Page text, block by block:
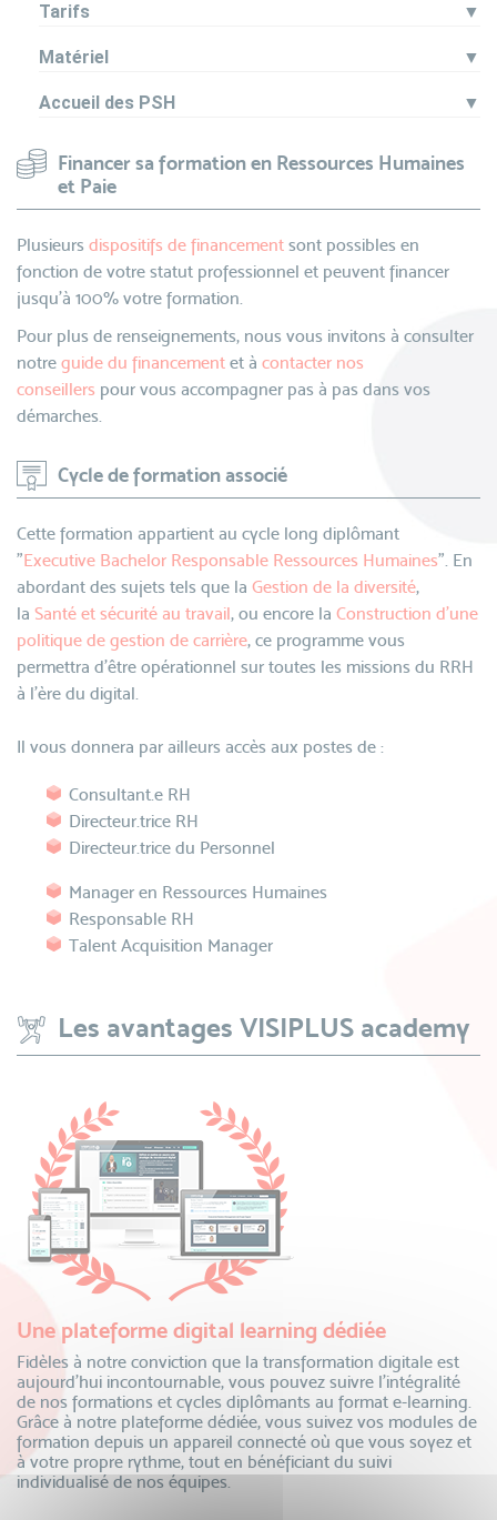
Tarifs ▼
Matériel ▼
Accueil des PSH ▼
Financer sa formation en Ressources Humaines
et Paie
Plusieurs dispositifs de financement sont possibles en
fonction de votre statut professionnel et peuvent financer
jusqu’à 100% votre formation.
Pour plus de renseignements, nous vous invitons à consulter
notre guide du financement et à contacter nos
conseillers pour vous accompagner pas à pas dans vos
démarches.
Cycle de formation associé
Cette formation appartient au cycle long diplômant
"Executive Bachelor Responsable Ressources Humaines". En
abordant des sujets tels que la Gestion de la diversité,
la Santé et sécurité au travail, ou encore la Construction d'une
politique de gestion de carrière, ce programme vous
permettra d’être opérationnel sur toutes les missions du RRH
à l’ère du digital.
Il vous donnera par ailleurs accès aux postes de :
Consultant.e RH
Directeur.trice RH
Directeur.trice du Personnel
Manager en Ressources Humaines
Responsable RH
Talent Acquisition Manager
Les avantages VISIPLUS academy
Une plateforme digital learning dédiée
Fidèles à notre conviction que la transformation digitale est
aujourd’hui incontournable, vous pouvez suivre l’intégralité
de nos formations et cycles diplômants au format e-learning.
Grâce à notre plateforme dédiée, vous suivez vos modules de
formation depuis un appareil connecté où que vous soyez et
à votre propre rythme, tout en bénéficiant du suivi
individualisé de nos équipes.